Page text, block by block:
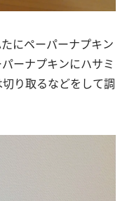
にペーパーナプキン
ーナプキンにハサミ
り取るなどをして調